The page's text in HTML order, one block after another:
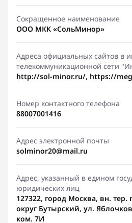
Сокращенное наименование
ООО МКК «СольМинор»
Адреса официальных сайтов в
телекоммуникационной сети
http://sol-minor.ru/, https://
Номер контактного телефона
88007001416
Адрес электронной почты
solminor20@mail.ru
Адрес, указанный в едином
юридических лиц
127322, город Москва, вн.
округ Бутырский, ул.
ком. 7И